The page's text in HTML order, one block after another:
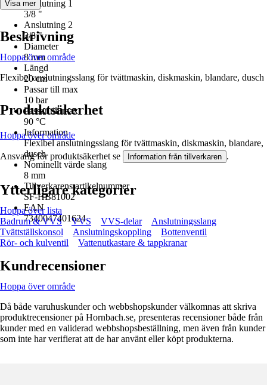
Anslutning 1
3/8 "
Anslutning 2
3/8 "
Diameter
8 mm
Längd
20 cm
Passar till max
10 bar
Passar till max
90 °C
Information
Flexibel anslutningsslang för tvättmaskin, diskmaskin, blandare,
dusch
Nominellt värde slang
8 mm
Tillverkarens artikelnummer
SF-HB81002
EAN
7340047401624
Visa mer
Beskrivning
Hoppa över område
Flexibel anslutningsslang för tvättmaskin, diskmaskin, blandare, dusch
Produktsäkerhet
Hoppa över område
Ansvarig för produktsäkerhet se Information från tillverkaren .
Ytterligare kategorier
Hoppa över lista
Badrum & VVS
VVS VVS-delar
Anslutningsslang
Tvättställskonsol
Anslutningskoppling
Bottenventil
Rör- och kulventil
Vattenutkastare & tappkranar
Kundrecensioner
Hoppa över område
Då både varuhuskunder och webbshopskunder välkomnas att skriva
produktrecensioner på Hornbach.se, presenteras recensioner både från
kunder med en validerad webbshopsbeställning, men även från kunder
som inte har verifierat att de har använt eller köpt produkterna.